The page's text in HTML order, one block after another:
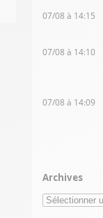
07/08 à 14:15
07/08 à 14:10
07/08 à 14:09
Archives
Archives